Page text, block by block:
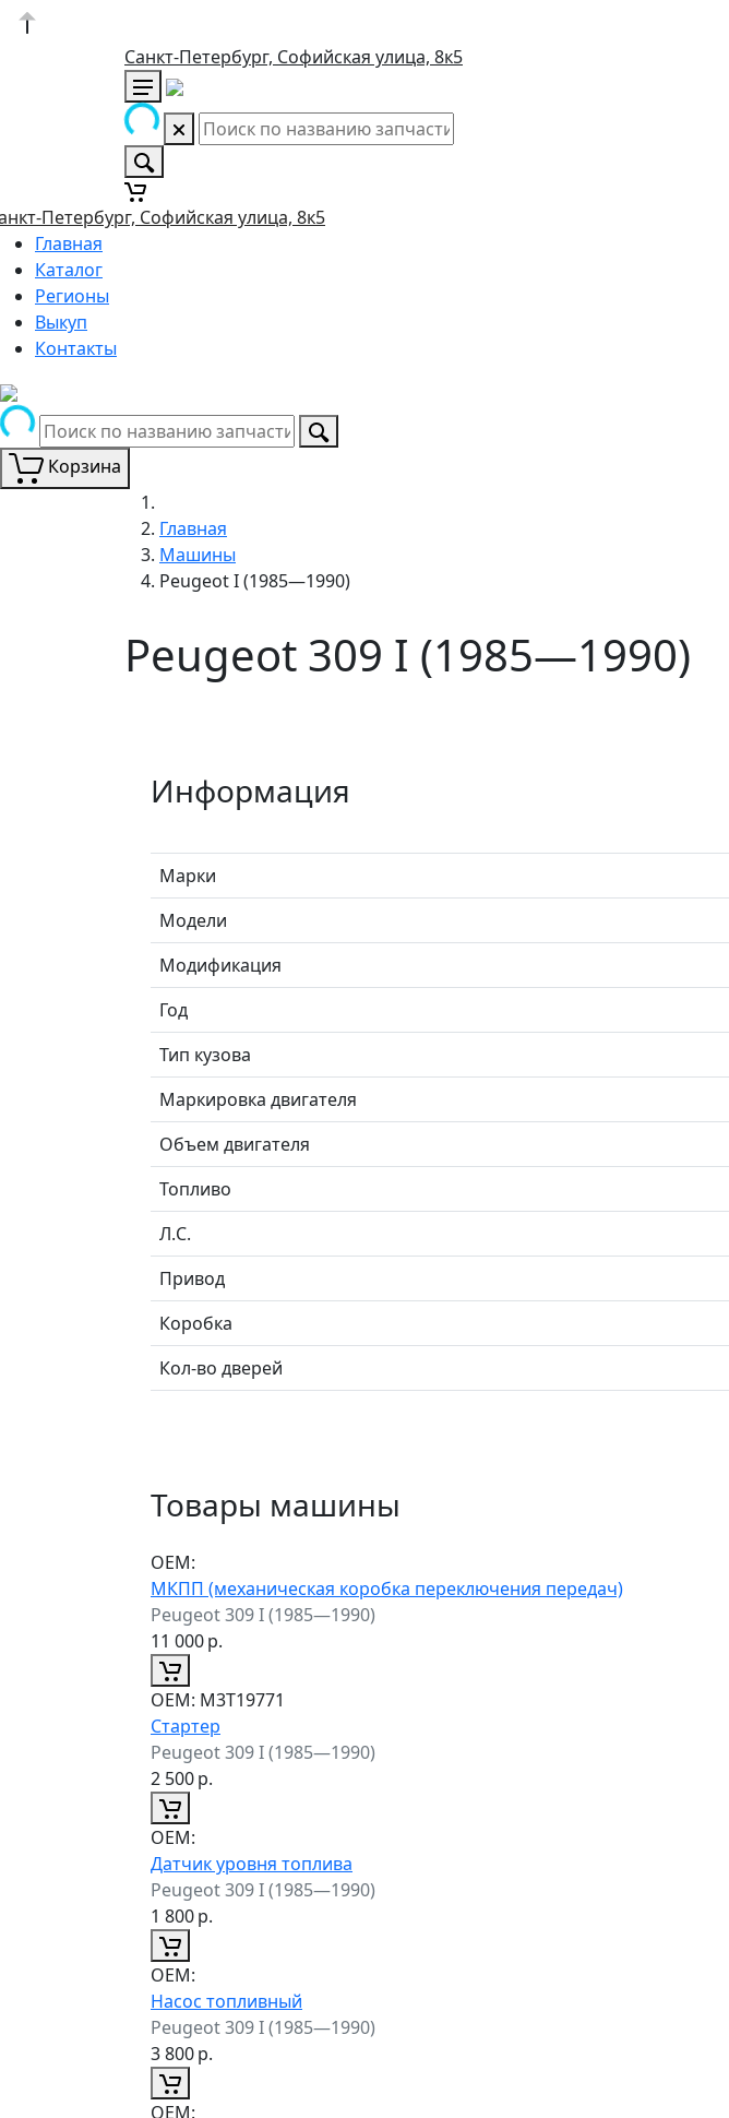
Санкт-Петербург, Софийская улица, 8к5
Петербург, Софийская улица, 8к5
Главная
Каталог
Регионы
Выкуп
Контакты
Корзина
Главная
Машины
Peugeot I (1985—1990)
Peugeot 309 I (1985—1990)
Информация
Марки
Модели
Модификация
Год
Тип кузова
Маркировка двигателя
Объем двигателя
Топливо
Л.C.
Привод
Коробка
Кол-во дверей
Товары машины
ОЕМ:
МКПП (механическая коробка переключения передач)
Peugeot 309 I (1985—1990)
11 000р.
ОЕМ: M3T19771
Стартер
Peugeot 309 I (1985—1990)
2 500р.
ОЕМ:
Датчик уровня топлива
Peugeot 309 I (1985—1990)
1 800р.
ОЕМ:
Насос топливный
Peugeot 309 I (1985—1990)
3 800р.
ОЕМ: